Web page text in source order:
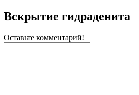
Вскрытие гидраденита
Оставьте комментарий!